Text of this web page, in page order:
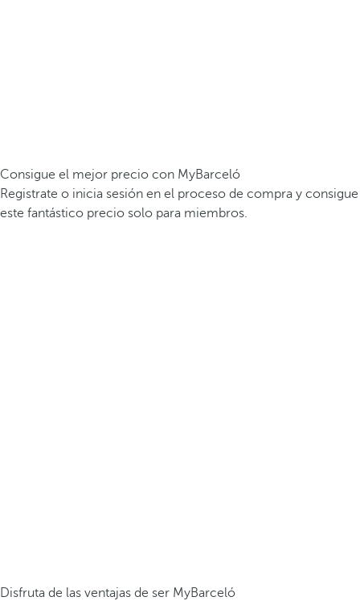
Consigue el mejor precio con MyBarceló
Registrate o inicia sesión en el proceso de compra y consigue
este fantástico precio solo para miembros.
Disfruta de las ventajas de ser MyBarceló